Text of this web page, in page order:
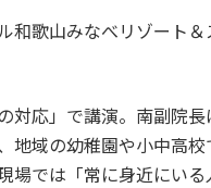
歌山みなべリゾート＆
対応」で講演。南副院
地域の幼稚園や小中高
場では「常に身近にいる